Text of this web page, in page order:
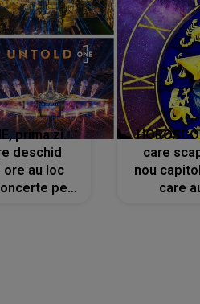
prima zi.
deschid
au loc
pe
care
nou
care